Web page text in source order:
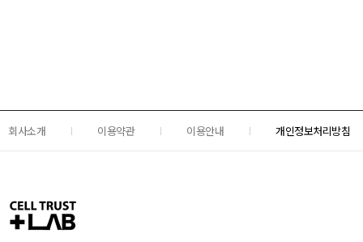
회사소개 이용약관 이용안내 개인정보처리방침